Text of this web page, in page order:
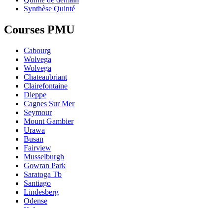
Synthèse Quinté
Courses PMU
Cabourg
Wolvega
Wolvega
Chateaubriant
Clairefontaine
Dieppe
Cagnes Sur Mer
Seymour
Mount Gambier
Urawa
Busan
Fairview
Musselburgh
Gowran Park
Saratoga Tb
Santiago
Lindesberg
Odense